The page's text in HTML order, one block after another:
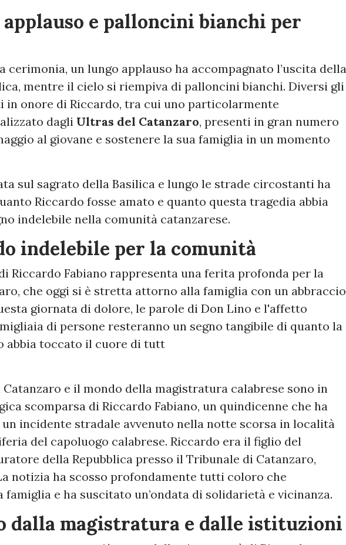
e palloncini bianchi per
cerimonia, un lungo applauso ha accompagnato l’uscita della
mentre il cielo si riempiva di palloncini bianchi. Diversi gli
in onore di Riccardo, tra cui uno particolarmente
dagli Ultras del Catanzaro, presenti in gran numero
al giovane e sostenere la sua famiglia in un momento
sul sagrato della Basilica e lungo le strade circostanti ha
Riccardo fosse amato e quanto questa tragedia abbia
indelebile nella comunità catanzarese.
indelebile per la comunità
Riccardo Fabiano rappresenta una ferita profonda per la
che oggi si è stretta attorno alla famiglia con un abbraccio
giornata di dolore, le parole di Don Lino e l'affetto
di persone resteranno un segno tangibile di quanto la
abbia toccato il cuore di tutt
e il mondo della magistratura calabrese sono in
scomparsa di Riccardo Fabiano, un quindicenne che ha
incidente stradale avvenuto nella notte scorsa in località
del capoluogo calabrese. Riccardo era il figlio del
della Repubblica presso il Tribunale di Catanzaro,
notizia ha scosso profondamente tutti coloro che
famiglia e ha suscitato un’ondata di solidarietà e vicinanza.
dalla magistratura e dalle istituzioni